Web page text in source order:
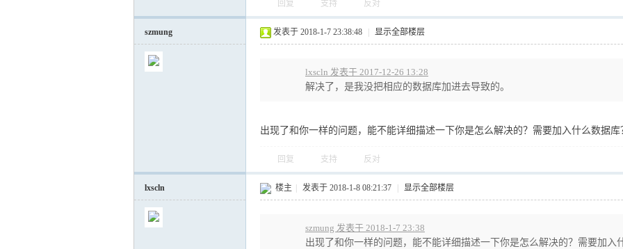
回复 支持 反对
szmung 发表于 2018-1-7 23:38:48 显示全部楼层
lxscln 发表于 2017-12-26 13:28
解决了，是我没把相应的数据库加进去导致的。
出现了和你一样的问题，能不能详细描述一下你是怎么解决的？需要加入什么数据库
回复 支持 反对
lxscln 楼主 发表于 2018-1-8 08:21:37 显示全部楼层
szmung 发表于 2018-1-7 23:38
出现了和你一样的问题，能不能详细描述一下你是怎么解决的？需要加入